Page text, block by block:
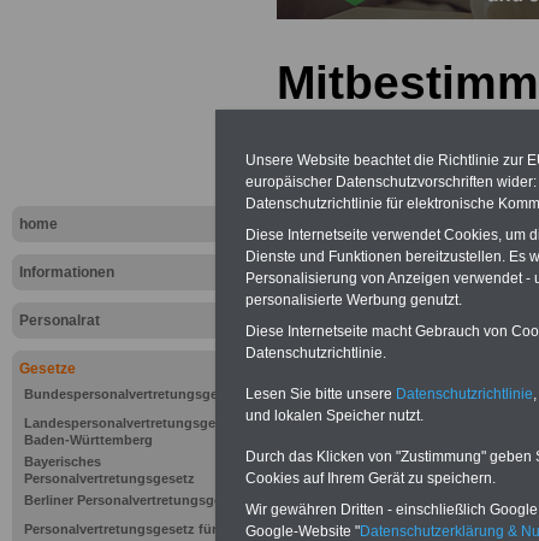
home
Informationen
Personalrat
Gesetze
Bundespersonalvertretungsgesetz
Landespersonalvertretungsgesetz
Baden-Württemberg
Bayerisches
Personalvertretungsgesetz
Berliner Personalvertretungsgesetz
Personalvertretungsgesetz für das
Schl.-H.): §
Unsere Website beachtet die Richtlinie zur
europäischer Datenschutzvorschriften
Datenschutzrichtlinie für elektronische
Diese Internetseite verwendet Cookies, um
Dienste und Funktionen bereitzustellen. Es
Personalisierung von Anzeigen verwendet
personalisierte Werbung genutzt.
Diese Internetseite macht Gebrauch von
Datenschutzrichtlinie.
Lesen Sie bitte unsere Datenschutzrichtlinie
und lokalen Speicher nutzt.
Durch das Klicken von "Zustimmung"
Cookies auf Ihrem Gerät zu speichern.
Wir gewähren Dritten - einschließlich
Google-Website "Datenschutzerklärung &